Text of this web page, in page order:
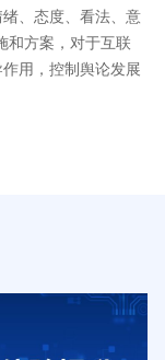
、态度、看法、意
和方案，对于互联
用，控制舆论发展